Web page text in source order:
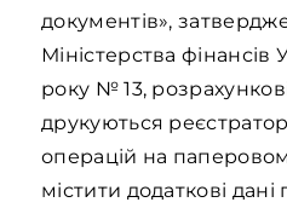
документів»,
Міністерства фінансів
року № 13,
друкуються
операцій на
містити додаткові